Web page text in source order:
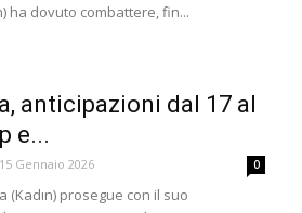
ha dovuto combattere, fin...
anticipazioni dal 17 al
e...
15 Gennaio 2026 0
prosegue con il suo